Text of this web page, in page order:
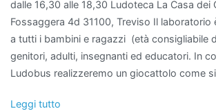
dalle 16,30 alle 18,30 Ludoteca La Casa dei
Fossaggera 4d 31100, Treviso Il laboratorio
a tutti i bambini e ragazzi (età consigliabile
genitori, adulti, insegnanti ed educatori. In
Ludobus realizzeremo un giocattolo come
Leggi tutto